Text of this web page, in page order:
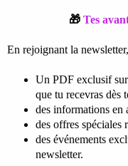
🎁 Tes
En rejoignant la
Un PDF exclusif
que tu recevras dès
des informations en
des offres spéciales
des événements
newsletter.